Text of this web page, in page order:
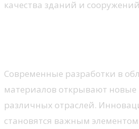
качества зданий и
Современные разработки в
материалов открывают новые
различных отраслей.
становятся важным элементом